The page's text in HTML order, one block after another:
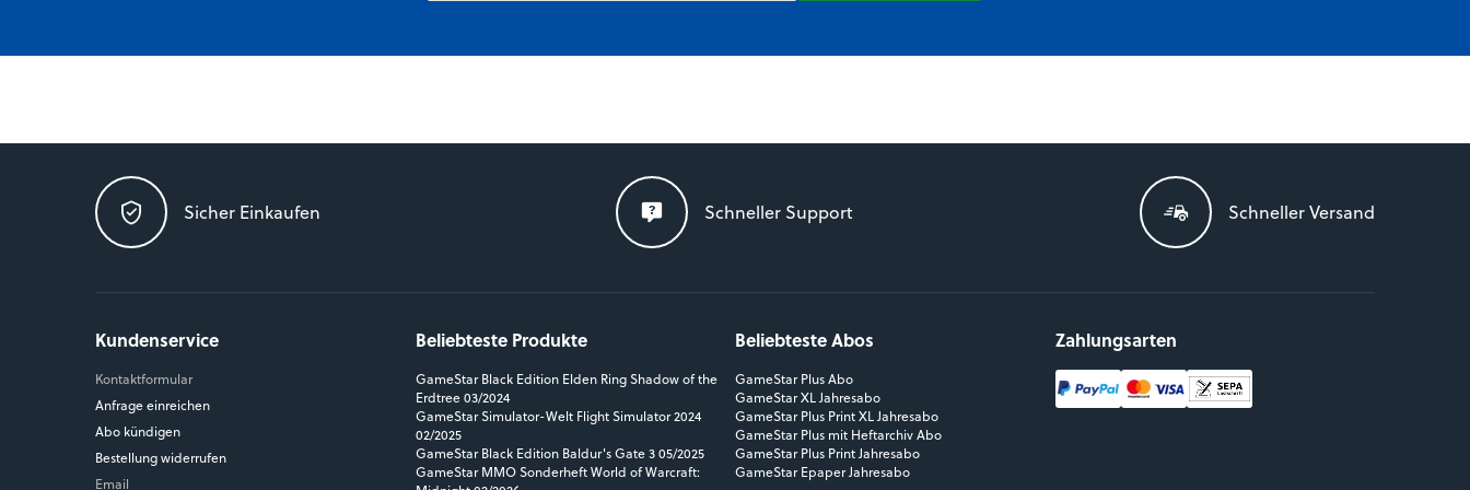
Sicher Einkaufen Schneller Support Schneller Versand
Kundenservice
Kontaktformular
Anfrage einreichen
Abo kündigen
Bestellung widerrufen
Email
Beliebteste Produkte
GameStar Black Edition Elden Ring Shadow of the
Erdtree 03/2024
GameStar Simulator-Welt Flight Simulator 2024
02/2025
GameStar Black Edition Baldur's Gate 3 05/2025
GameStar MMO Sonderheft World of Warcraft:
Beliebteste Abos
GameStar Plus Abo
GameStar XL Jahresabo
GameStar Plus Print XL Jahresabo
GameStar Plus mit Heftarchiv Abo
GameStar Plus Print Jahresabo
GameStar Epaper Jahresabo
Zahlungsarten